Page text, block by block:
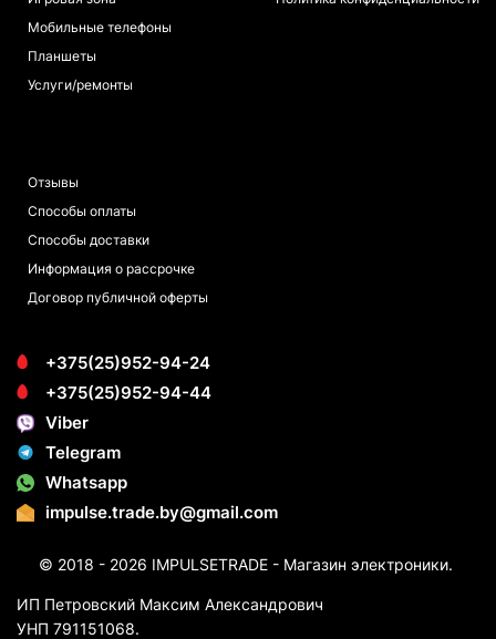
Мобильные телефоны
Планшеты
Услуги/ремонты
Отзывы
Способы оплаты
Способы доставки
Информация о рассрочке
Договор публичной оферты
+375(25)952-94-24
+375(25)952-94-44
Viber
Telegram
Whatsapp
impulse.trade.by@gmail.com
© 2018 - 2026 IMPULSETRADE - Магазин электроники.
ИП Петровский Максим Александрович
УНП 791151068.